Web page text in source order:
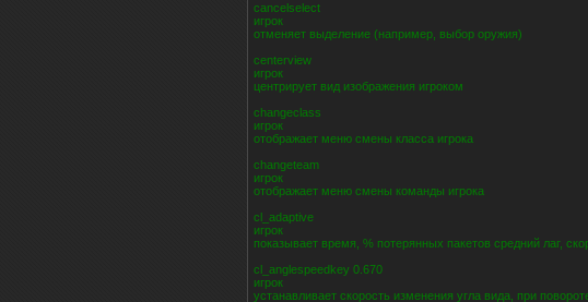
cancelselect
игрок
отменяет выделение (например, выбор оружия)
centerview
игрок
центрирует вид изображения игроком
changeclass
игрок
отображает меню смены класса игрока
changeteam
игрок
отображает меню смены команды игрока
cl_adaptive
игрок
показывает время, % потерянных пакетов средний лаг,
cl_anglespeedkey 0.670
игрок
устанавливает скорость изменения угла вида, при